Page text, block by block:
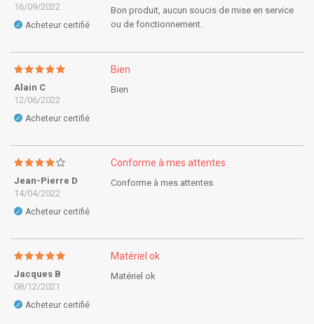
16/09/2022
✓ Acheteur certifié
Bon produit, aucun soucis de mise en service
ou de fonctionnement.
Alain C
12/06/2022
✓ Acheteur certifié
Bien
Bien
Jean-Pierre D
14/04/2022
✓ Acheteur certifié
Conforme à mes attentes
Conforme à mes attentes
Jacques B
08/12/2021
✓ Acheteur certifié
Matériel ok
Matériel ok